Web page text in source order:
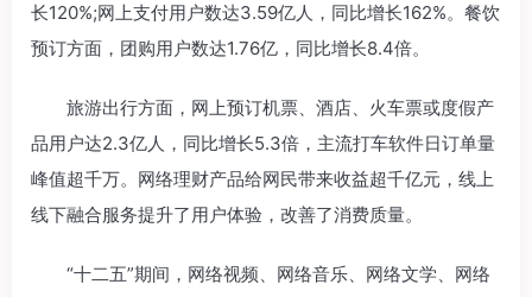
长120%;网上支付用户数达3.59亿人，同比增长162%。餐饮
预订方面，团购用户数达1.76亿，同比增长8.4倍。
旅游出行方面，网上预订机票、酒店、火车票或度假产
品用户达2.3亿人，同比增长5.3倍，主流打车软件日订单量
峰值超千万。网络理财产品给网民带来收益超千亿元，线上
线下融合服务提升了用户体验，改善了消费质量。
“十二五”期间，网络视频、网络音乐、网络文学、网络